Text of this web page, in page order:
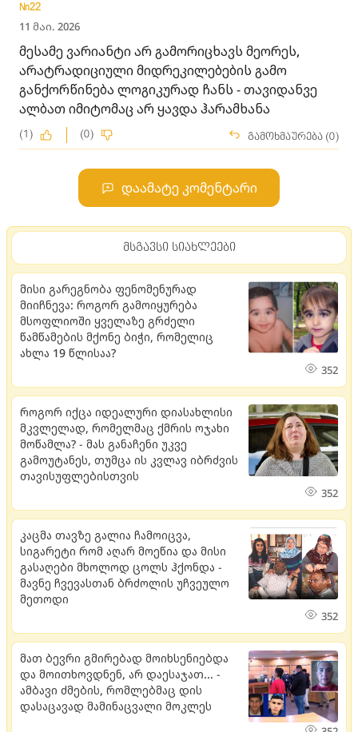
Nn22
11 მაი. 2026
მესამე ვარიანტი არ გამორიცხავს მეორეს,
არატრადიციული მიდრეკილებების გამო
განქორწინება ლოგიკურად ჩანს - თავიდანვე
ალბათ იმიტომაც არ ყავდა ჰარამხანა
(1) (0) გამოხმაურება (0)
დაამატე კომენტარი
მსგავსი სიახლეები
მისი გარეგნობა ფენომენურად
მიიჩნევა: როგორ გამოიყურება
მსოფლიოში ყველაზე გრძელი
წამწამების მქონე ბიჭი, რომელიც
ახლა 19 წლისაა?
352
როგორ იქცა იდეალური დიასახლისი
მკვლელად, რომელმაც ქმრის ოჯახი
მოწამლა? - მას განაჩენი უკვე
გამოუტანეს, თუმცა ის კვლავ იბრძვის
თავისუფლებისთვის
352
კაცმა თავზე გალია ჩამოიცვა,
სიგარეტი რომ აღარ მოეწია და მისი
გასაღები მხოლოდ ცოლს ჰქონდა -
მავნე ჩვევასთან ბრძოლის უჩვეულო
მეთოდი
352
მათ ბევრი გმირებად მოიხსენიებდა
და მოითხოვდნენ, არ დაესაჯათ... -
ამბავი ძმების, რომლებმაც დის
დასაცავად მამინაცვალი მოკლეს